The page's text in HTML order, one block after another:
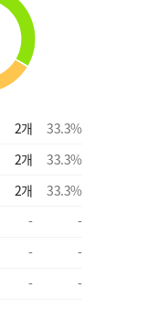
2개 33.3%
2개 33.3%
2개 33.3%
-
-
-
-
-
-